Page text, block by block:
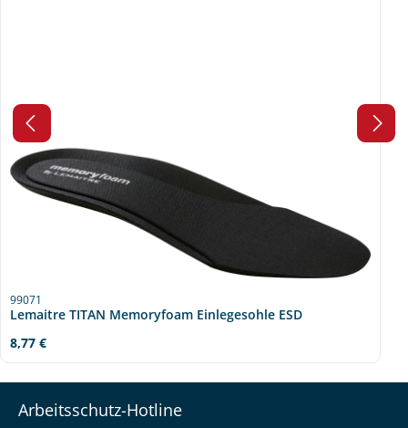
99071
Lemaitre TITAN Memoryfoam Einlegesohle ESD
Regulärer Preis:
8,77 €
Arbeitsschutz-Hotline